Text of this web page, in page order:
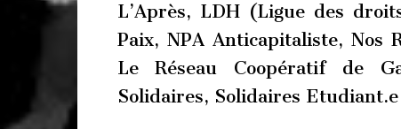
L’Après, LDH (Ligue des
Paix, NPA Anticapitaliste, Nos
Le Réseau Coopératif de
Solidaires, Solidaires Etudiant.e